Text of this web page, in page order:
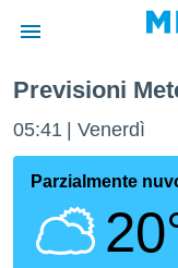
di
per
Previsioni
05:41 Venerdì
Parzialmente